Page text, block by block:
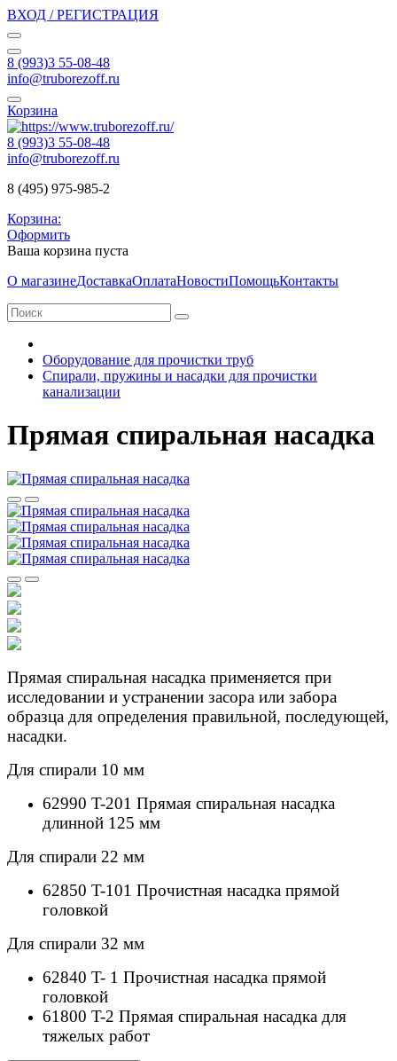
ВХОД / РЕГИСТРАЦИЯ
8 (993)3 55-08-48
info@truborezoff.ru
Корзина
8 (993)3 55-08-48
info@truborezoff.ru
8 (495) 975-985-2
Корзина:
Оформить
Ваша корзина пуста
О магазинеДоставкаОплатаНовостиПомощьКонтакты
Оборудование для прочистки труб
Спирали, пружины и насадки для прочистки
канализации
Прямая спиральная насадка
Прямая спиральная насадка применяется при
исследовании и устранении засора или забора
образца для определения правильной, последующей,
насадки.
Для спирали 10 мм
62990 T-201 Прямая спиральная насадка
длинной 125 мм
Для спирали 22 мм
62850 T-101 Прочистная насадка прямой
головкой
Для спирали 32 мм
62840 T- 1 Прочистная насадка прямой
головкой
61800 T-2 Прямая спиральная насадка для
тяжелых работ